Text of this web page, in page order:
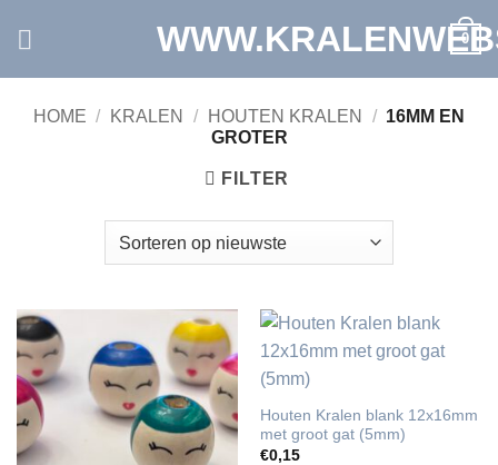
0
HOME / KRALEN / HOUTEN KRALEN / 16MM EN
GROTER
FILTER
Houten Kralen blank 12x16mm
met groot gat (5mm)
€0,15